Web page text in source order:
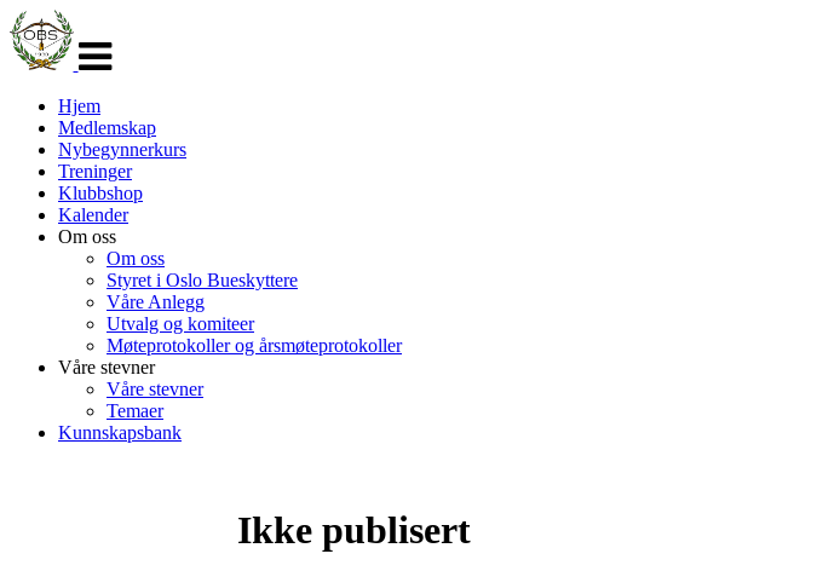
navigasjon
Hjem
Medlemskap
Nybegynnerkurs
Treninger
Klubbshop
Kalender
Om oss
Om oss
Styret i Oslo Bueskyttere
Våre Anlegg
Utvalg og komiteer
Møteprotokoller og årsmøteprotokoller
Våre stevner
Våre stevner
Temaer
Kunnskapsbank
Ikke publisert